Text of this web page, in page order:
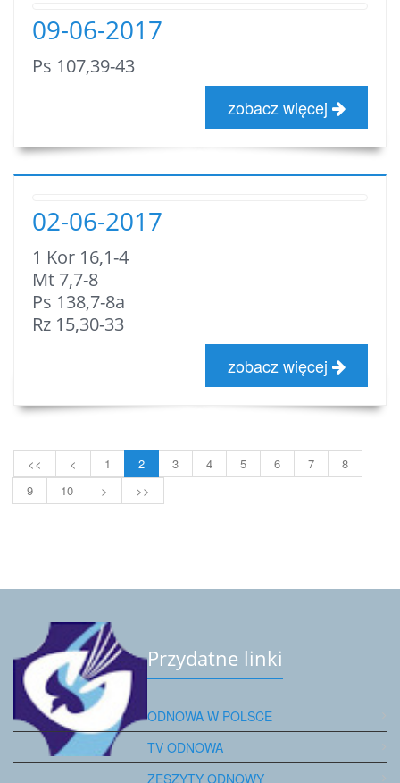
09-06-2017
Ps 107,39-43
zobacz więcej
02-06-2017
1 Kor 16,1-4
Mt 7,7-8
Ps 138,7-8a
Rz 15,30-33
zobacz więcej
<< < 1 2 3 4 5 6 7
8
9
10 > >>
Przydatne linki
ODNOWA W POLSCE
TV ODNOWA
ZESZYTY ODNOWY